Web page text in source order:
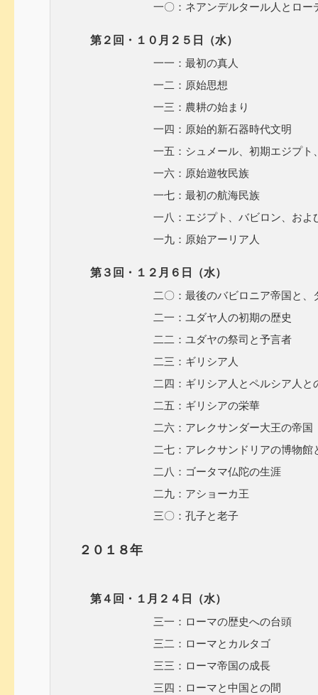
一〇：ネアンデルタール人とローデ
第２回・１０月２５日（水）
一一：最初の真人
一二：原始思想
一三：農耕の始まり
一四：原始的新石器時代文明
一五：シュメール、初期エジプト、
一六：原始遊牧民族
一七：最初の航海民族
一八：エジプト、バビロン、および
一九：原始アーリア人
第３回・１２月６日（水）
二〇：最後のバビロニア帝国と、ダ
二一：ユダヤ人の初期の歴史
二二：ユダヤの祭司と予言者
二三：ギリシア人
二四：ギリシア人とペルシア人と
二五：ギリシアの栄華
二六：アレクサンダー大王の帝国
二七：アレクサンドリアの博物館と
二八：ゴータマ仏陀の生涯
二九：アショーカ王
三〇：孔子と老子
２０１８年
第４回・１月２４日（水）
三一：ローマの歴史への台頭
三二：ローマとカルタゴ
三三：ローマ帝国の成長
三四：ローマと中国との間